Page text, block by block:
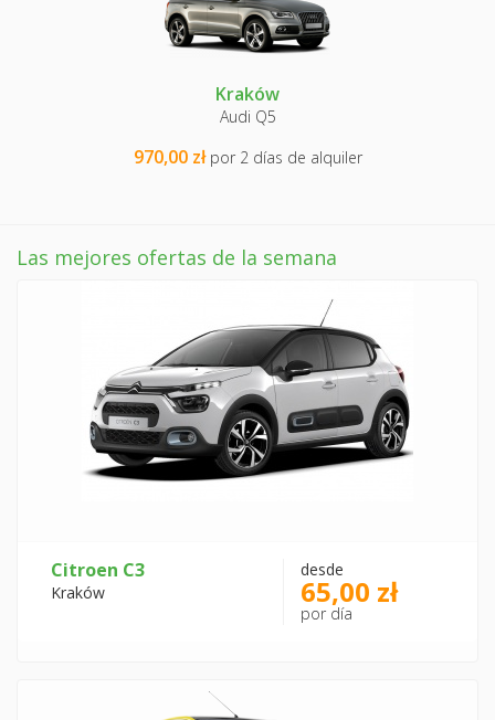
Las mejores ofertas de la semana
Citroen C3
Kraków
desde
65,00 zł
por día
Kraków
Audi Q5
970,00 zł por 2 días de alquiler